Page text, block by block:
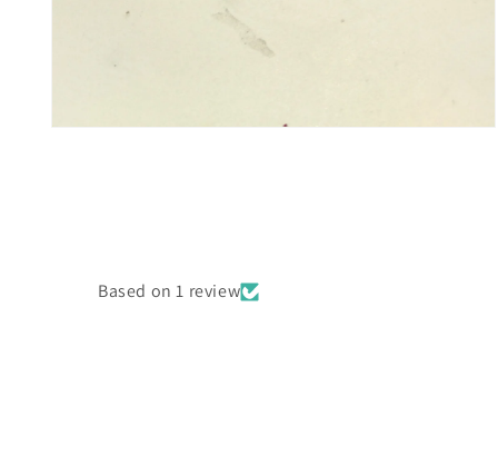
Based on 1 review